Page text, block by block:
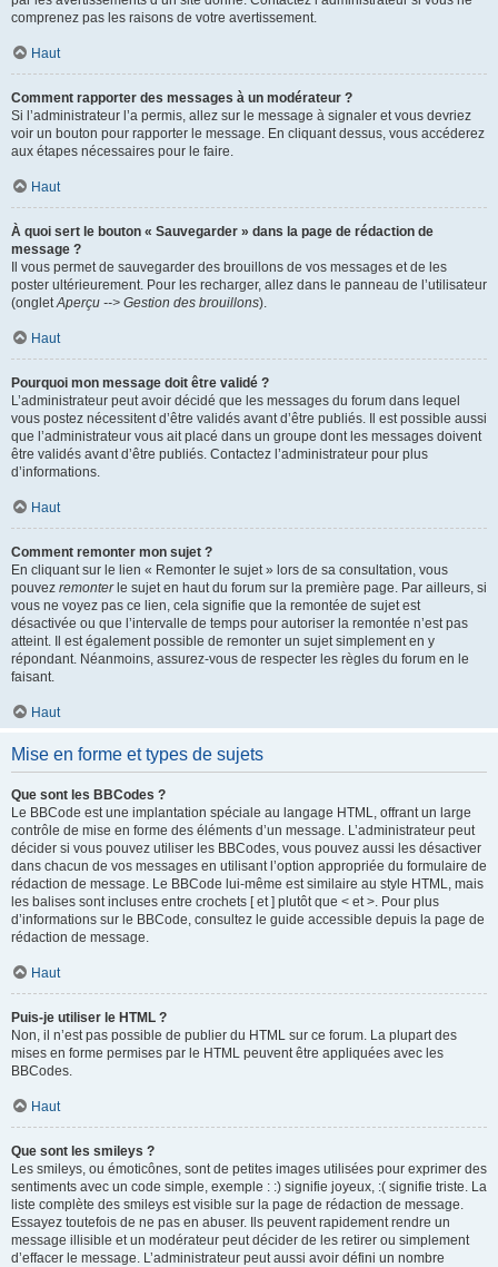
comprenez pas les raisons de votre avertissement.
Haut
Comment rapporter des messages à un modérateur ?
Si l’administrateur l’a permis, allez sur le message à signaler et vous devriez
voir un bouton pour rapporter le message. En cliquant dessus, vous accéderez
aux étapes nécessaires pour le faire.
Haut
À quoi sert le bouton « Sauvegarder » dans la page de rédaction de
message ?
Il vous permet de sauvegarder des brouillons de vos messages et de les
poster ultérieurement. Pour les recharger, allez dans le panneau de l’utilisateur
(ongletAperçu --> Gestion des brouillons).
Haut
Pourquoi mon message doit être validé ?
L’administrateur peut avoir décidé que les messages du forum dans lequel
vous postez nécessitent d’être validés avant d’être publiés. Il est possible aussi
que l’administrateur vous ait placé dans un groupe dont les messages doivent
être validés avant d’être publiés. Contactez l’administrateur pour plus
d’informations.
Haut
Comment remonter mon sujet ?
En cliquant sur le lien « Remonter le sujet » lors de sa consultation, vous
pouvez remonterle sujet en haut du forum sur la première page. Par ailleurs, si
vous ne voyez pas ce lien, cela signifie que la remontée de sujet est
désactivée ou que l’intervalle de temps pour autoriser la remontée n’est pas
atteint. Il est également possible de remonter un sujet simplement en y
répondant. Néanmoins, assurez-vous de respecter les règles du forum en le
faisant.
Haut
Mise en forme et types de sujets
Que sont les BBCodes ?
Le BBCode est une implantation spéciale au langage HTML, offrant un large
contrôle de mise en forme des éléments d’un message. L’administrateur peut
décider si vous pouvez utiliser les BBCodes, vous pouvez aussi les désactiver
dans chacun de vos messages en utilisant l’option appropriée du formulaire de
rédaction de message. Le BBCode lui-même est similaire au style HTML, mais
les balises sont incluses entre crochets [ et ] plutôt que < et >. Pour plus
d’informations sur le BBCode, consultez le guide accessible depuis la page de
rédaction de message.
Haut
Puis-je utiliser le HTML ?
Non, il n’est pas possible de publier du HTML sur ce forum. La plupart des
mises en forme permises par le HTML peuvent être appliquées avec les
BBCodes.
Haut
Que sont les smileys ?
Les smileys, ou émoticônes, sont de petites images utilisées pour exprimer des
sentiments avec un code simple, exemple : :) signifie joyeux, :( signifie triste. La
liste complète des smileys est visible sur la page de rédaction de message.
Essayez toutefois de ne pas en abuser. Ils peuvent rapidement rendre un
message illisible et un modérateur peut décider de les retirer ou simplement
d’effacer le message. L’administrateur peut aussi avoir défini un nombre